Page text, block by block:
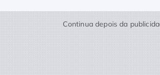
Continua depois da